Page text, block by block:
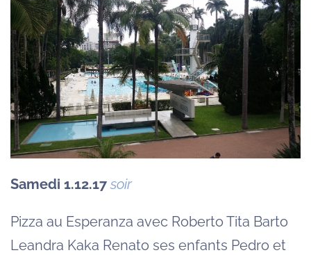
Samedi 1.12.17 soir
Pizza au Esperanza avec Roberto Tita Barto
Leandra Kaka Renato ses enfants Pedro et